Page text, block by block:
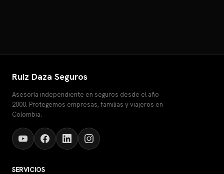
Ruiz Daza Seguros
Asesoría independiente en seguros desde el año
2000. Protegemos empresas, familias y viajeros en
Colombia.
SERVICIOS